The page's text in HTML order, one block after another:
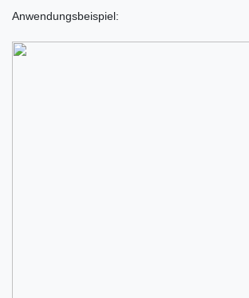
Anwendungsbeispiel: